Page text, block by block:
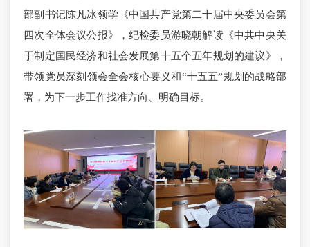
部副书记陈凡冰领学《中国共产党第二十届中央委员会第
四次全体会议公报》，纪检委员游晓朝解读《中共中央关
于制定国民经济和社会发展第十五个五年规划的建议》，
带领党员深刻领会全会核心要义和“十五五”规划的战略部
署，为下一步工作找准方向、明确目标。